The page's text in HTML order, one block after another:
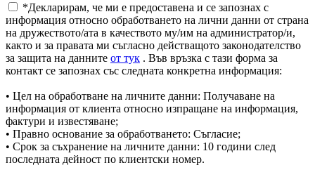
*Декларирам, че ми е предоставена и се запознах с
информация относно обработването на лични данни от страна
на дружеството/ата в качеството му/им на администратор/и,
както и за правата ми съгласно действащото законодателство
за защита на данните от тук . Във връзка с тази форма за
контакт се запознах със следната конкретна информация:
• Цел на обработване на личните данни: Получаване на
информация от клиента относно изпращане на информация,
фактури и известяване;
• Правно основание за обработването: Съгласие;
• Срок за съхранение на личните данни: 10 години след
последната дейност по клиентски номер.